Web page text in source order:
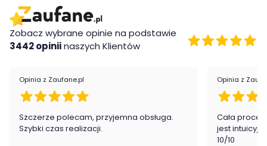
Wykonanie
Płyta meblowa
Półka Tiziano firmy Forte jest oryginalnie zapakowana w
paczkach wraz z instrukcją obsługi do samodzielnego
montażu.
Zobacz wybrane opinie na podstawie
3442 opiniinaszych Klientów
Opinia z Zaufane.pl
Szczerze polecam, przyjemna obsługa.
Szybki czas realizacji.
Opinia z
Cała
jest
10/10